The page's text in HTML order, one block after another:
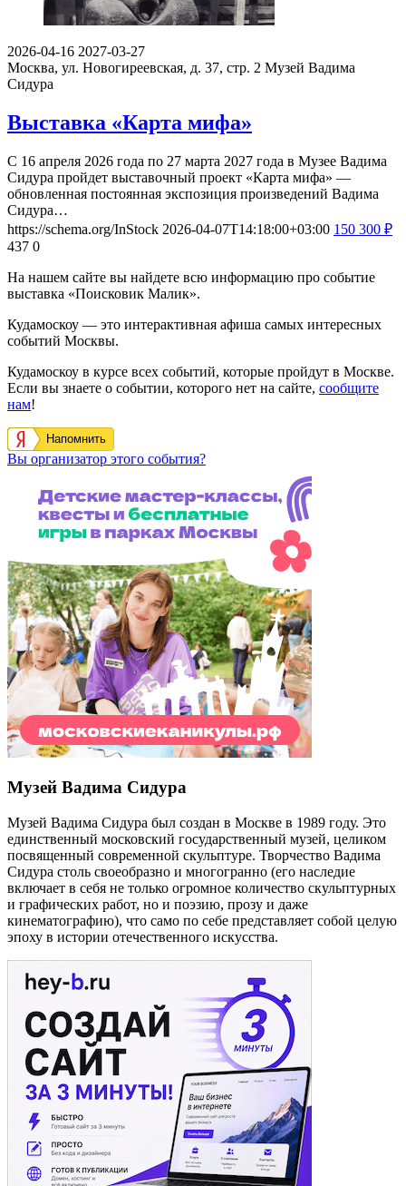
2026-04-16 2027-03-27
Москва, ул. Новогиреевская, д. 37, стр. 2 Музей Вадима
Сидура
Выставка «Карта мифа»
С 16 апреля 2026 года по 27 марта 2027 года в Музее Вадима
Сидура пройдет выставочный проект «Карта мифа» —
обновленная постоянная экспозиция произведений Вадима
Сидура…
https://schema.org/InStock 2026-04-07T14:18:00+03:00 150 300 ₽
437 0
На нашем сайте вы найдете всю информацию про событие
выставка «Поисковик Малик».
Кудамоскоу — это интерактивная афиша самых интересных
событий Москвы.
Кудамоскоу в курсе всех событий, которые пройдут в Москве.
Если вы знаете о событии, которого нет на сайте, сообщите
нам!
Напомнить
Вы организатор этого события?
Музей Вадима Сидура
Музей Вадима Сидура был создан в Москве в 1989 году. Это
единственный московский государственный музей, целиком
посвященный современной скульптуре. Творчество Вадима
Сидура столь своеобразно и многогранно (его наследие
включает в себя не только огромное количество скульптурных
и графических работ, но и поэзию, прозу и даже
кинематографию), что само по себе представляет собой целую
эпоху в истории отечественного искусства.